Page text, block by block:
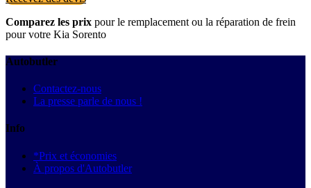
Comparez les prix pour le remplacement ou la réparation de frein
pour votre Kia Sorento
Autobutler
Contactez-nous
La presse parle de nous !
Info
*Prix et économies
À propos d'Autobutler